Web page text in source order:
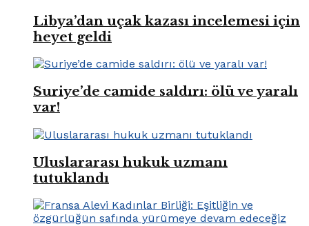
Libya’dan uçak kazası incelemesi için
heyet geldi
Suriye’de camide saldırı: ölü ve yaralı
var!
Uluslararası hukuk uzmanı
tutuklandı